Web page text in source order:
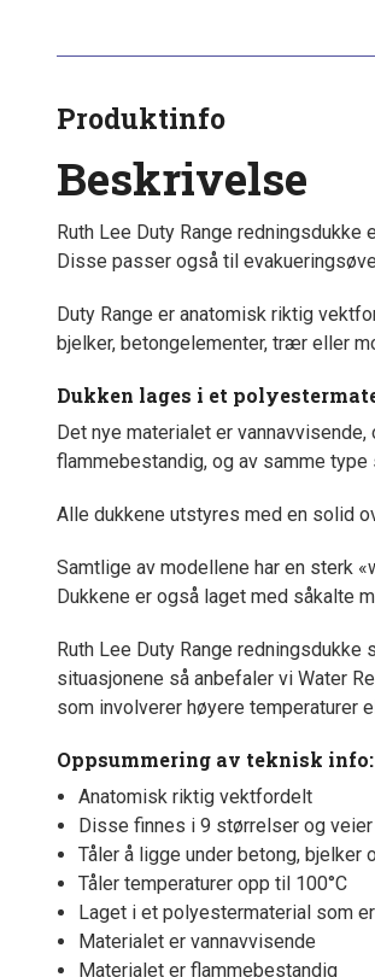
Produktinfo
Beskrivelse
Ruth Lee Duty Range
Disse passer også til
Duty Range er anatomisk riktig
bjelker, betongelementer, trær eller
Dukken lages i et
Det nye materialet er
flammebestandig, og av samme
Alle dukkene utstyres med en solid
Samtlige av modellene har en sterk
Dukkene er også laget med såkalte
Ruth Lee Duty Range
situasjonene så anbefaler vi Water
som involverer høyere temperaturer
Oppsummering av teknisk info:
Anatomisk riktig vektfordelt
Disse finnes i 9 størrelser og
Tåler å ligge under betong, bjelker
Tåler temperaturer opp til 100°C
Laget i et polyestermaterial som
Materialet er vannavvisende
Materialet er flammebestandig